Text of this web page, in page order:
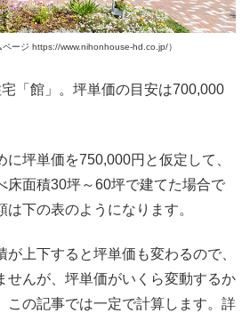
ページ https://www.nihonhouse-hd.co.jp/）
「館」。坪単価の目安は700,000
に坪単価を750,000円と仮定して、
床面積30坪～60坪で建てた場合で
下の表のようになります。
が上下すると坪単価も変わるので、
せんが、坪単価がいくら変動するか
この記事では一定で計算します。詳